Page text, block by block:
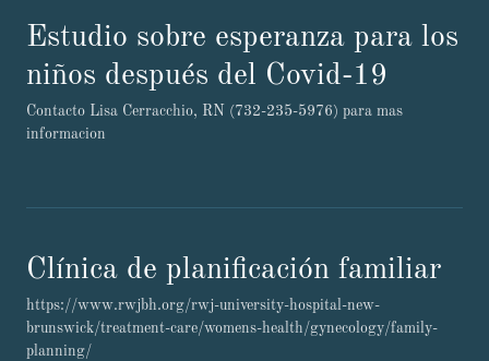
Estudio sobre esperanza para los
niños después del Covid-19
Contacto Lisa Cerracchio, RN (732-235-5976) para mas
informacion
Clínica de planificación familiar
https://www.rwjbh.org/rwj-university-hospital-new-
brunswick/treatment-care/womens-health/gynecology/family-
planning/